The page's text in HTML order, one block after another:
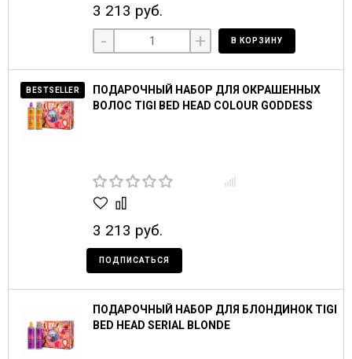
3 213 руб.
- + В КОРЗИНУ
BESTSELLER
ПОДАРОЧНЫЙ НАБОР ДЛЯ ОКРАШЕННЫХ
ВОЛОС TIGI BED HEAD COLOUR GODDESS
3 213 руб.
ПОДПИСАТЬСЯ
ПОДАРОЧНЫЙ НАБОР ДЛЯ БЛОНДИНОК TIGI
BED HEAD SERIAL BLONDE